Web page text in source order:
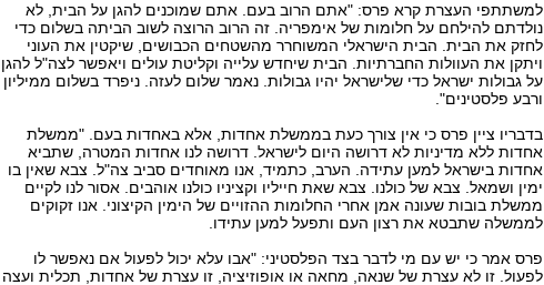
למשתתפי העצרת קרא פרס: "אתם הרוב בעם. אתם שמוכנים להגן על הבית, לא
נולדתם להילחם על חלומות של אימפריה. זה הרוב הרוצה לשוב הביתה בשלום כדי
לחזק את הבית. הבית הישראלי המשוחרר מהשטחים הכבושים, שיקטין את העוני
ויתקן את העוולות החברתיות. הבית שיחדש עלייה וקליטת עולים ויאפשר לצה"ל להגן
על גבולות ישראל כדי שלישראל יהיו גבולות. נאמר שלום לעזה. ניפרד בשלום ממיליון
ורבע פלסטינים".
בדבריו ציין פרס כי אין צורך כעת בממשלת אחדות, אלא באחדות בעם. "ממשלת
אחדות ללא מדיניות לא דרושה היום לישראל. דרושה לנו אחדות המטרה, שתביא
אחדות בישראל למען עתידה. הערב, כתמיד, אנו מאוחדים סביב צה"ל. צבא שאין בו
ימין ושמאל. צבא של כולנו. צבא שאת חייליו וקציניו כולנו אוהבים. אסור לנו לקיים
ממשלת בובות שעונה אמן אחרי החלומות ההזויים של הימין הקיצוני. אנו זקוקים
לממשלה שתבטא את רצון העם ותפעל למען עתידו.
פרס אמר כי יש עם מי לדבר בצד הפלסטיני: "אבו עלא יכול לפעול אם נאפשר לו
לפעול. זו לא עצרת של שנאה, מחאה או אופוזיציה, זו עצרת של אחדות, תכלית ועצה